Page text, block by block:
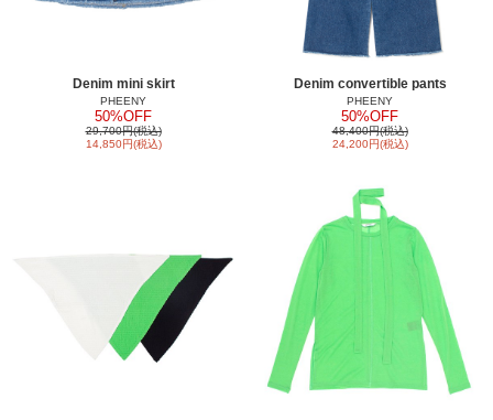
Denim mini skirt
PHEENY
50%OFF
29,700円(税込)
14,850円(税込)
Denim convertible pants
PHEENY
50%OFF
48,400円(税込)
24,200円(税込)